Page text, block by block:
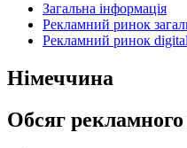
Загальна інформація
Рекламний ринок
Рекламний ринок
Німеччина
Обсяг